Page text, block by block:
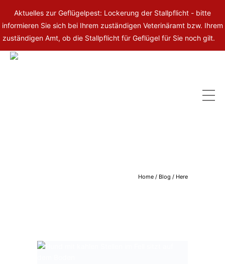
Aktuelles zur Geflügelpest: Lockerung der Stallpflicht - bitte
informieren Sie sich bei Ihrem zuständigen Veterinäramt bzw. Ihrem
zuständigen Amt, ob die Stallpflicht für Geflügel für Sie noch gilt.
Home / Blog / Here